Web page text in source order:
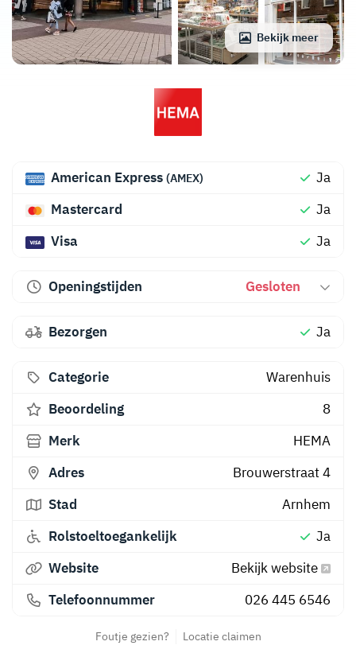
Bekijk meer
American Express (AMEX)
Ja
Mastercard
Ja
Visa
Ja
Openingstijden Gesloten
Bezorgen Ja
Categorie
Warenhuis
Beoordeling
8
Merk
HEMA
Adres
Brouwerstraat 4
Stad
Arnhem
Rolstoeltoegankelijk
Ja
Website
Bekijk website
Telefoonnummer
026 445 6546
Foutje gezien? Locatie claimen